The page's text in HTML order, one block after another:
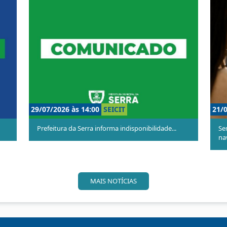
temporariamente indis...
02/07/2026 às 15:00
Serra avança na construção da nova
MAIS NOTÍCIAS